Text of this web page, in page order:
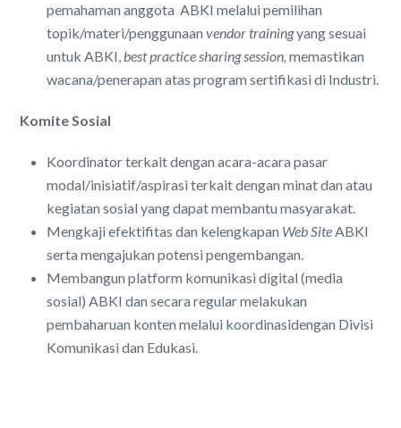
pemahaman anggota ABKI melalui pemilihan
topik/materi/penggunaanvendor trainingyang sesuai
untuk ABKI,best practice sharing session, memastikan
wacana/penerapan atas program sertifikasi di Industri.
Komite Sosial
Koordinator terkait dengan acara-acara pasar
modal/inisiatif/aspirasi terkait dengan minat dan atau
kegiatan sosial yang dapat membantu masyarakat.
Mengkaji efektifitas dan kelengkapan Web SiteABKI
serta mengajukan potensi pengembangan.
Membangun platform komunikasi digital (media
sosial) ABKI dan secara regular melakukan
pembaharuan konten melalui koordinasidengan Divisi
Komunikasi dan Edukasi.